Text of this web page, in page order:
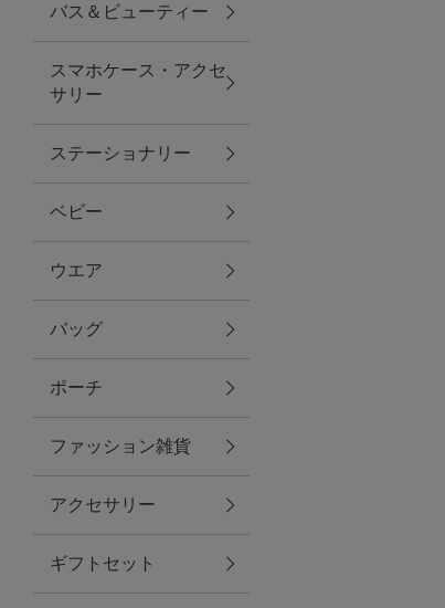
ダイニング
キッチン
ファブリック
グリーン
バス＆ビューティー
バス＆ビューティー
タオル
ウエア＆バッグ
バス＆ビューティー
スマホケース・アクセ
サリー
ステーショナリー
ベビー
ウエア
バッグ
ポーチ
ファッション雑貨
アクセサリー
ギフトセット